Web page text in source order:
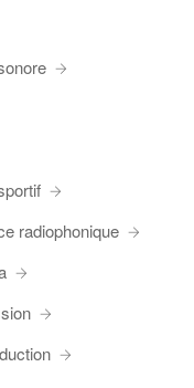
radiophonique